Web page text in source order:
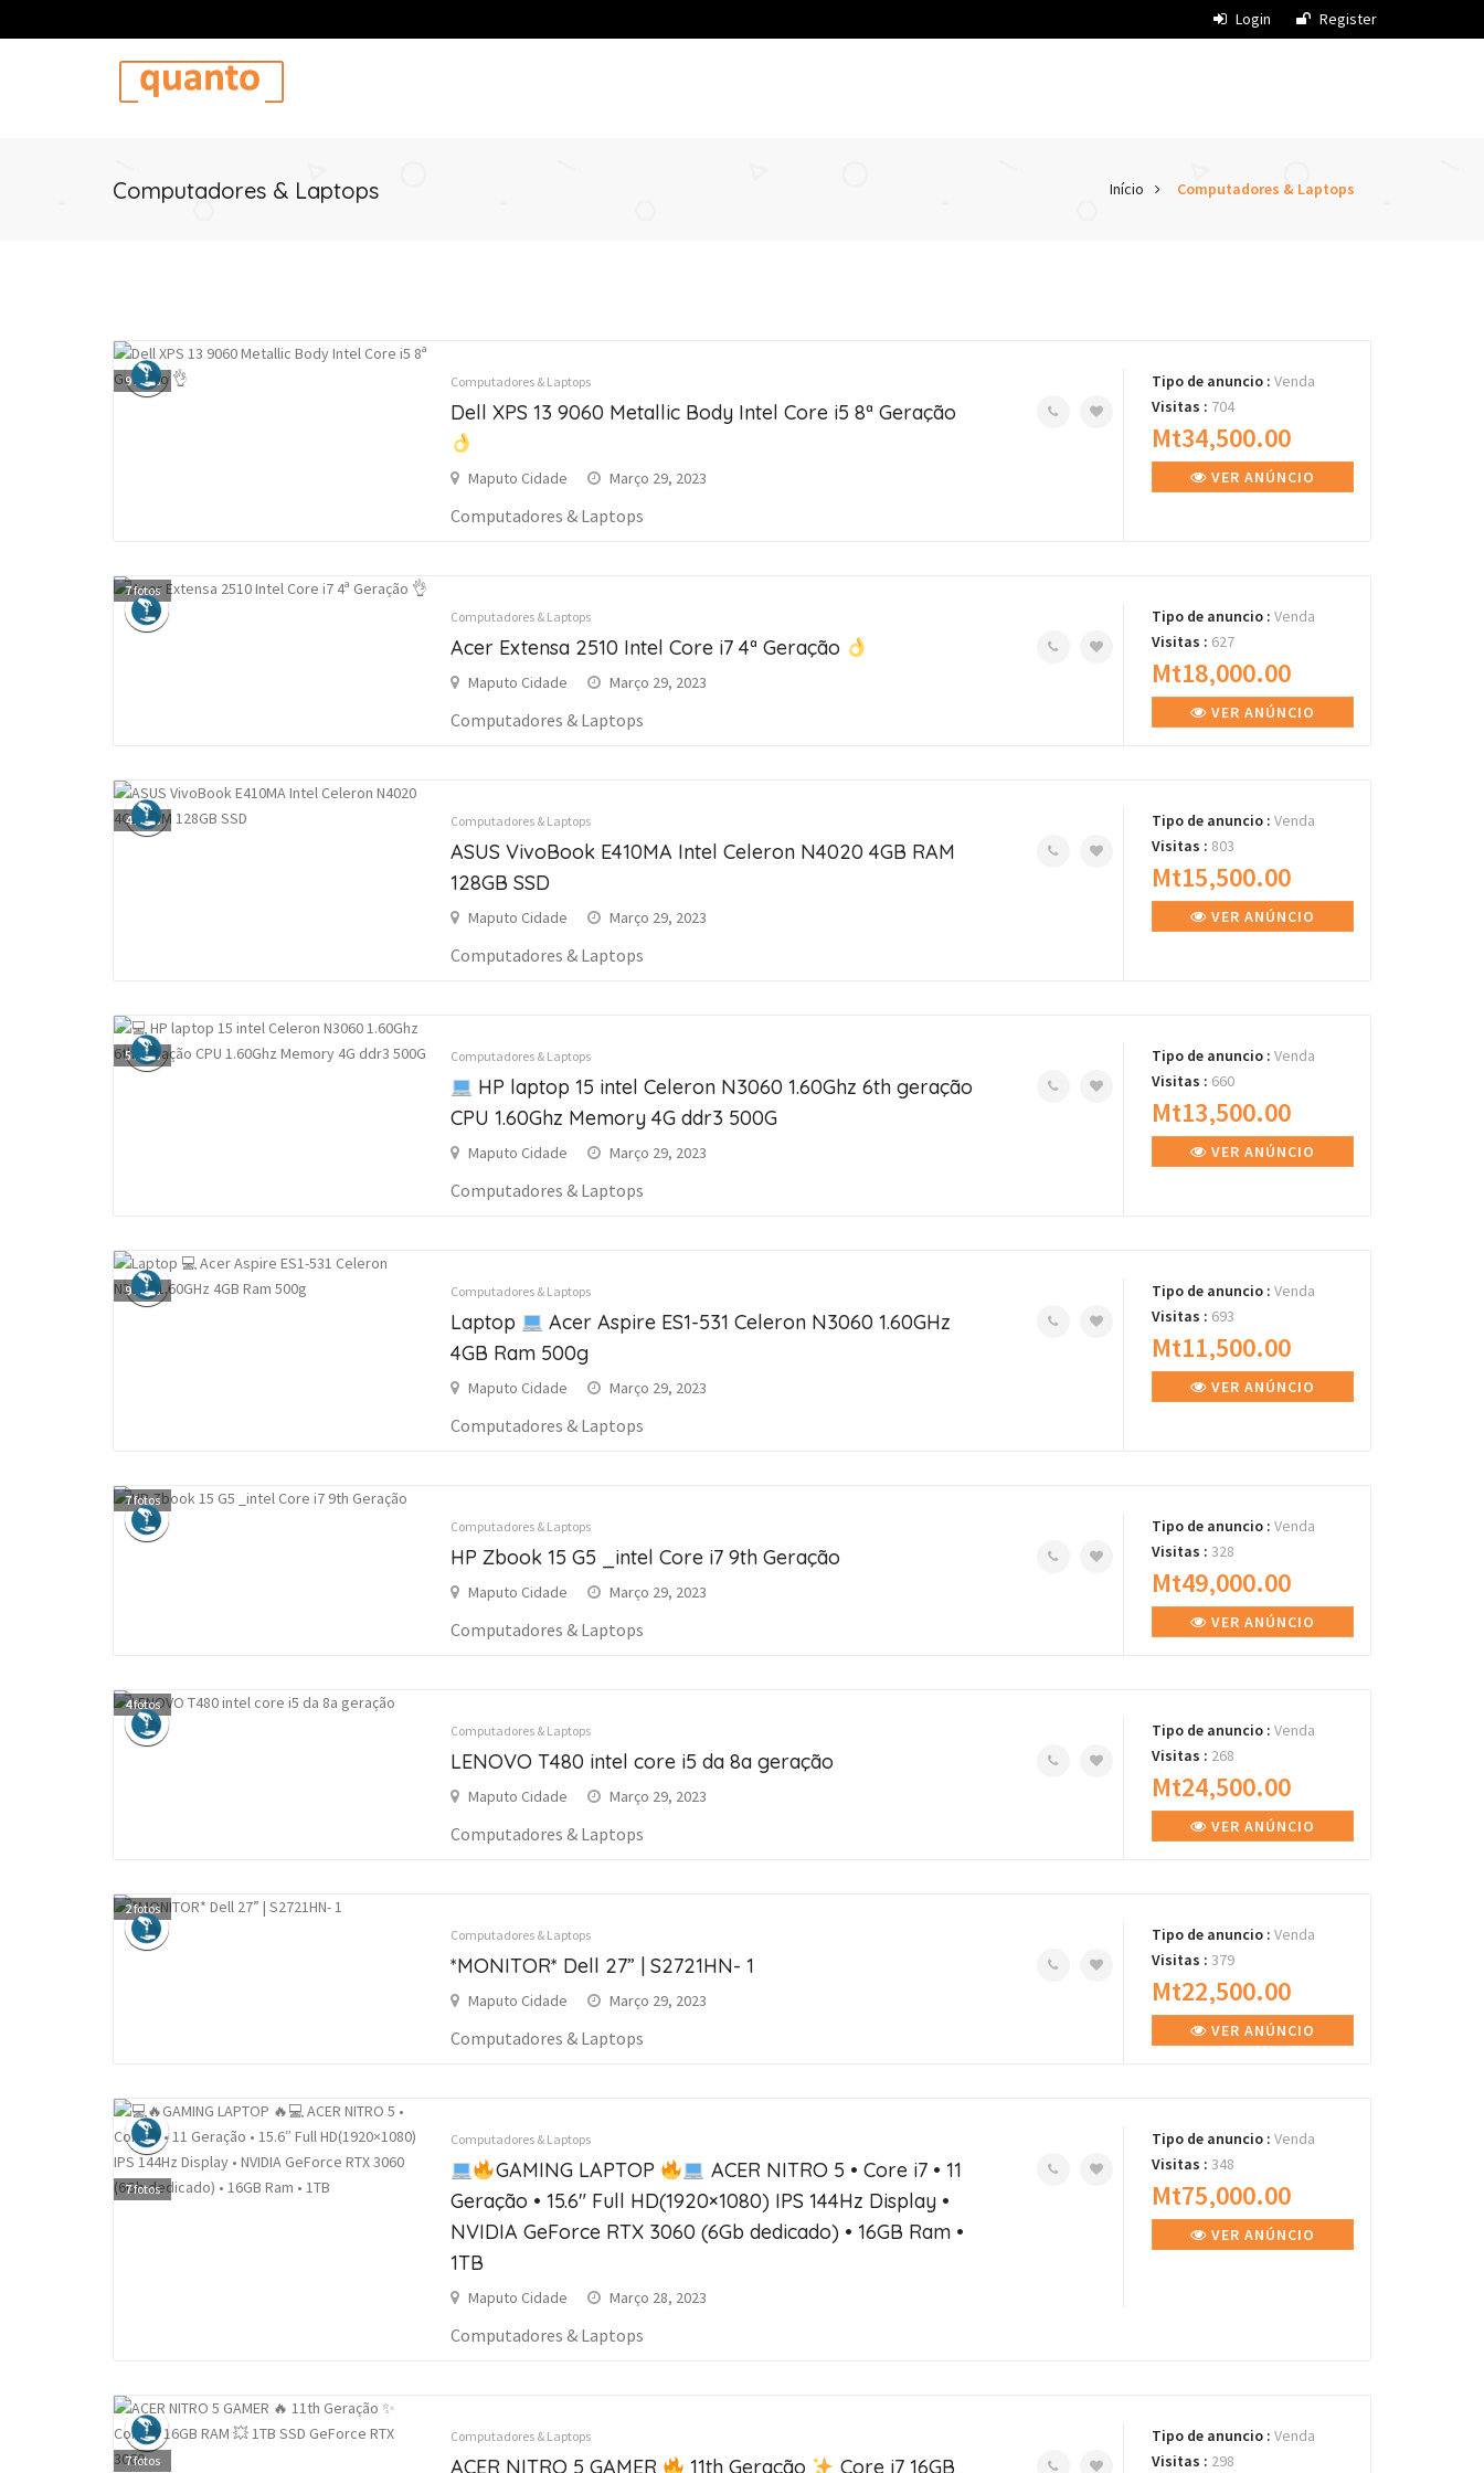
Login Register
Computadores & Laptops Início Computadores & Laptops
9fotos Computadores & Laptops
Dell XPS 13 9060 Metallic Body Intel Core i5 8ª Geração
Maputo Cidade Março 29, 2023
Computadores & Laptops
Tipo de anuncio : Venda
Visitas : 704
Mt34,500.00
VER ANÚNCIO
7fotos
Computadores & Laptops
Acer Extensa 2510 Intel Core i7 4ª Geração
Maputo Cidade Março 29, 2023
Computadores & Laptops
Tipo de anuncio : Venda
Visitas : 627
Mt18,000.00
VER ANÚNCIO
4fotos Computadores & Laptops
ASUS VivoBook E410MA Intel Celeron N4020 4GB RAM
128GB SSD
Maputo Cidade Março 29, 2023
Computadores & Laptops
Tipo de anuncio : Venda
Visitas : 803
Mt15,500.00
VER ANÚNCIO
5fotos Computadores & Laptops
HP laptop 15 intel Celeron N3060 1.60Ghz 6th geração
CPU 1.60Ghz Memory 4G ddr3 500G
Maputo Cidade Março 29, 2023
Computadores & Laptops
Tipo de anuncio : Venda
Visitas : 660
Mt13,500.00
VER ANÚNCIO
9fotos Computadores & Laptops
Laptop
Acer Aspire ES1-531 Celeron N3060 1.60GHz
4GB Ram 500g
Maputo Cidade Março 29, 2023
Computadores & Laptops
Tipo de anuncio : Venda
Visitas : 693
Mt11,500.00
VER ANÚNCIO
7fotos
Computadores & Laptops
HP Zbook 15 G5 _intel Core i7 9th Geração
Maputo Cidade Março 29, 2023
Computadores & Laptops
Tipo de anuncio : Venda
Visitas : 328
Mt49,000.00
VER ANÚNCIO
4fotos
Computadores & Laptops
LENOVO T480 intel core i5 da 8a geração
Maputo Cidade Março 29, 2023
Computadores & Laptops
Tipo de anuncio : Venda
Visitas : 268
Mt24,500.00
VER ANÚNCIO
2fotos
Computadores & Laptops
*MONITOR* Dell 27” | S2721HN- 1
Maputo Cidade Março 29, 2023
Computadores & Laptops
Tipo de anuncio : Venda
Visitas : 379
Mt22,500.00
VER ANÚNCIO
7fotos
Computadores & Laptops
GAMING LAPTOP
ACER NITRO 5 • Core i7 • 11
Geração • 15.6″ Full HD(1920×1080) IPS 144Hz Display •
NVIDIA GeForce RTX 3060 (6Gb dedicado) • 16GB Ram •
1TB
Maputo Cidade Março 28, 2023
Computadores & Laptops
Tipo de anuncio : Venda
Visitas : 348
Mt75,000.00
VER ANÚNCIO
7fotos
Computadores & Laptops
ACER NITRO 5 GAMER 11th Geração Core i7 16GB
Tipo de anuncio : Venda
Visitas : 298